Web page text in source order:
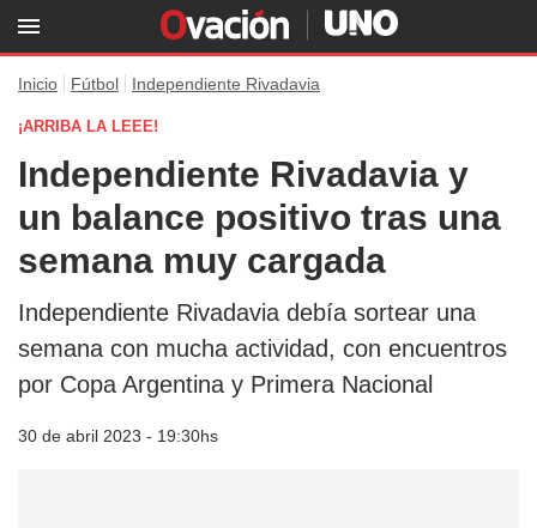
Inicio Fútbol Independiente Rivadavia
¡ARRIBA LA LEEE!
Independiente Rivadavia y
un balance positivo tras una
semana muy cargada
Independiente Rivadavia debía sortear una
semana con mucha actividad, con encuentros
por Copa Argentina y Primera Nacional
30 de abril 2023 - 19:30hs